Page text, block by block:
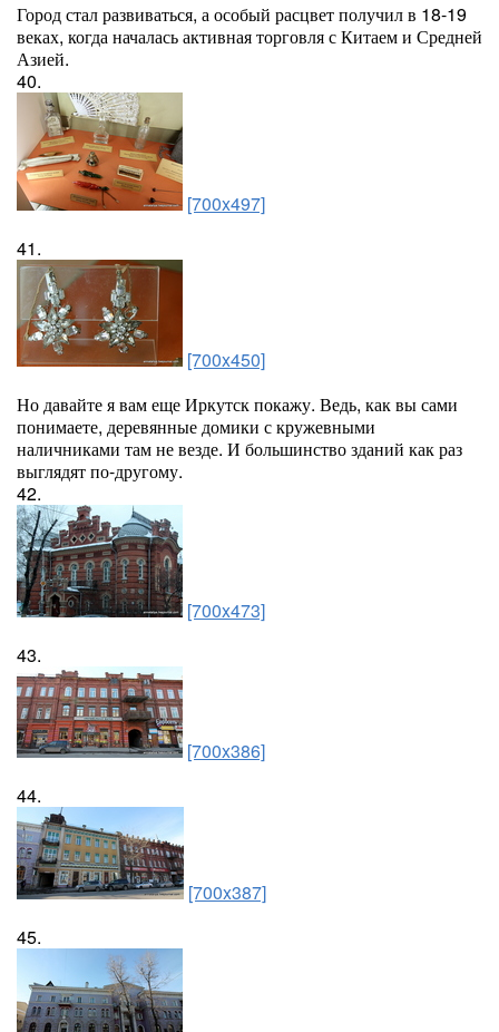
Город стал развиваться, а особый расцвет получил в 18-19
веках, когда началась активная торговля с Китаем и Средней
Азией.
40.
[700x497]
41.
[700x450]
Но давайте я вам еще Иркутск покажу. Ведь, как вы сами
понимаете, деревянные домики с кружевными
наличниками там не везде. И большинство зданий как раз
выглядят по-другому.
42.
[700x473]
43.
[700x386]
44.
[700x387]
45.